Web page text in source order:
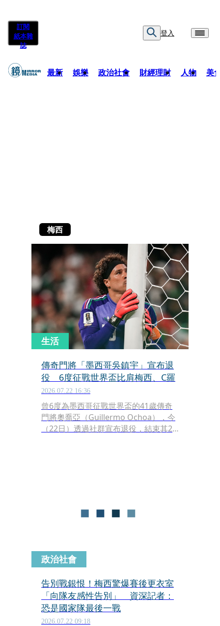
訂閱
紙本雜
誌
登入
最新 娛樂 政治社會 財經理財 人物 美
梅西
生活
傳奇門將「墨西哥吳鎮宇」宣布退
役 6度征戰世界盃比肩梅西、C羅
2026.07.22 16:36
曾6度為墨西哥征戰世界盃的41歲傳奇
門將奧喬亞（Guillermo Ochoa），今
（22日）透過社群宣布退役，結束其22
政治社會
告別戰銀恨！梅西驚爆賽後更衣室
「向隊友感性告別」 資深記者：
恐是國家隊最後一戰
2026.07.22 09:18